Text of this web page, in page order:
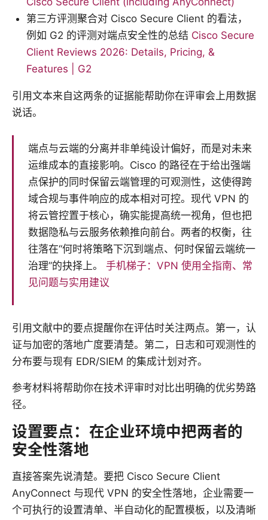
第三方评测聚合对 Cisco Secure Client 的看法，
例如 G2 的评测对端点安全性的总结 Cisco Secure
Client Reviews 2026: Details, Pricing, &
Features | G2
引用文本来自这两条的证据能帮助你在评审会上用数据
说话。
端点与云端的分离并非单纯设计偏好，而是对未来
运维成本的直接影响。Cisco 的路径在于给出强端
点保护的同时保留云端管理的可观测性，这使得跨
域合规与事件响应的成本相对可控。现代 VPN 的
将云管控置于核心，确实能提高统一视角，但也把
数据隐私与云服务依赖推向前台。两者的权衡，往
往落在“何时将策略下沉到端点、何时保留云端统一
治理”的抉择上。 手机梯子：VPN 使用全指南、常
见问题与实用建议
引用文献中的要点提醒你在评估时关注两点。第一，认
证与加密的落地广度要清楚。第二，日志和可观测性的
分布要与现有 EDR/SIEM 的集成计划对齐。
参考材料将帮助你在技术评审时对比出明确的优劣势路
径。
设置要点：在企业环境中把两者的
安全性落地
直接答案先说清楚。要把 Cisco Secure Client
AnyConnect 与现代 VPN 的安全性落地，企业需要一
个可执行的设置清单、半自动化的配置模板，以及清晰